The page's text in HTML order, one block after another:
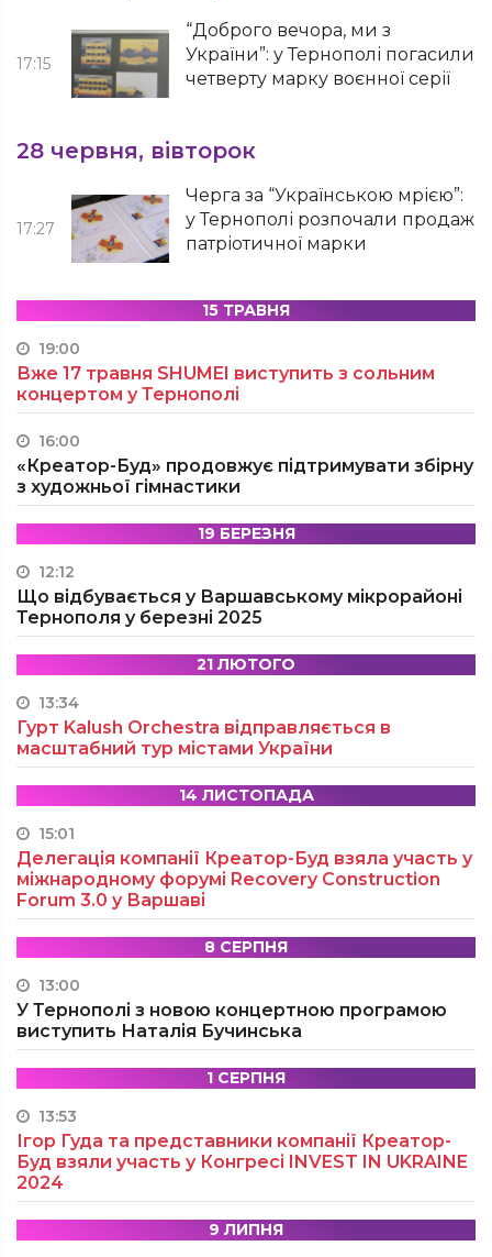
17:15
“Доброго вечора, ми з
України”: у Тернополі погасили
четверту марку воєнної серії
28 червня, вівторок
17:27
Черга за “Українською мрією”:
у Тернополі розпочали продаж
патріотичної марки
15 ТРАВНЯ
19:00
Вже 17 травня SHUMEI виступить з сольним
концертом у Тернополі
16:00
«Креатор-Буд» продовжує підтримувати збірну
з художньої гімнастики
19 БЕРЕЗНЯ
12:12
Що відбувається у Варшавському мікрорайоні
Тернополя у березні 2025
21 ЛЮТОГО
13:34
Гурт Kalush Orchestra відправляється в
масштабний тур містами України
14 ЛИСТОПАДА
15:01
Делегація компанії Креатор-Буд взяла участь у
міжнародному форумі Recovery Construction
Forum 3.0 у Варшаві
8 СЕРПНЯ
13:00
У Тернополі з новою концертною програмою
виступить Наталія Бучинська
1 СЕРПНЯ
13:53
Ігор Гуда та представники компанії Креатор-
Буд взяли участь у Конгресі INVEST IN UKRAINE
2024
9 ЛИПНЯ